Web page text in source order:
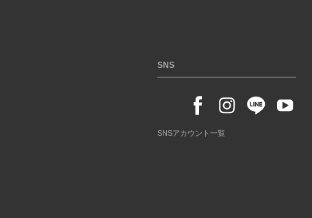
SNS
SNSアカウント一覧